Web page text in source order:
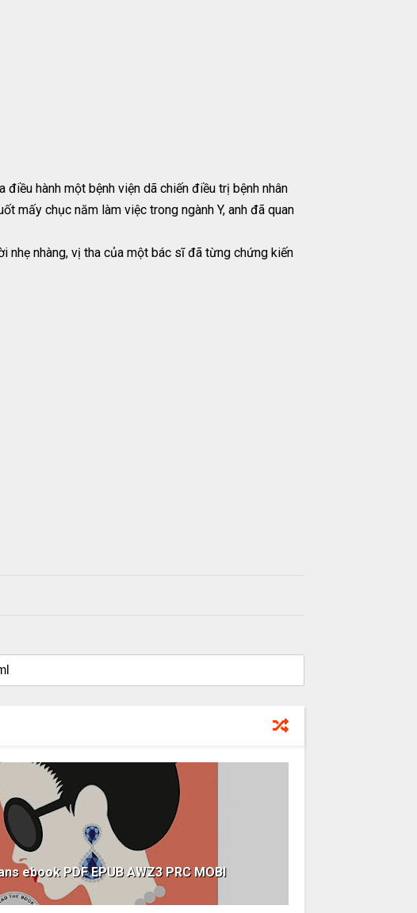
hành một bệnh viện dã chiến điều trị bệnh nhân
mấy chục năm làm việc trong ngành Y, anh đã quan
nhẹ nhàng, vị tha của một bác sĩ đã từng chứng kiến
ebook PDF EPUB AWZ3 PRC MOBI